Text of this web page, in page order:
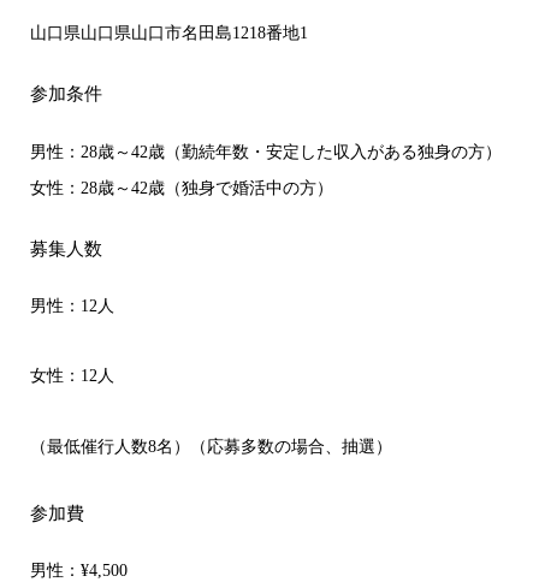
山口県山口県山口市名田島1218番地1
参加条件
男性：28歳～42歳（勤続年数・安定した収入がある独身の方）
女性：28歳～42歳（独身で婚活中の方）
募集人数
男性：12人
女性：12人
（最低催行人数8名）（応募多数の場合、抽選）
参加費
男性： ¥4,500